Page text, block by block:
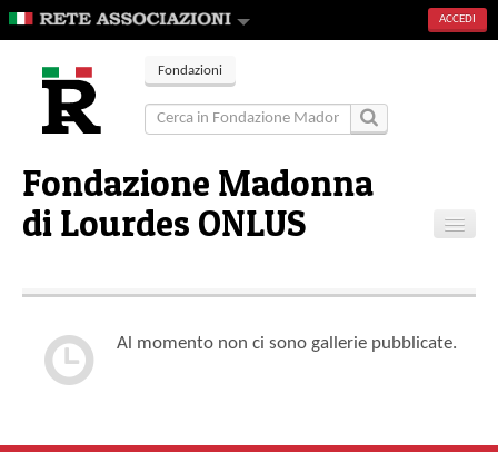
ACCEDI
Fondazioni
Fondazione Madonna
di Lourdes ONLUS
Contatti
Al momento non ci sono gallerie pubblicate.